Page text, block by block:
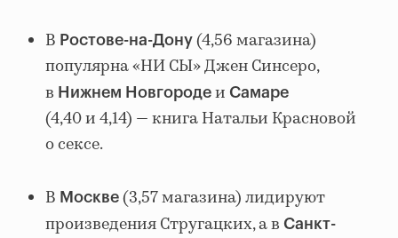
В Ростове-на-Дону (4,56 магазина)
популярна «НИ СЫ» Джен Синсеро,
в Нижнем Новгороде и Самаре
(4,40 и 4,14) — книга Натальи Красновой
о сексе.
В Москве (3,57 магазина) лидируют
произведения Стругацких, а в Санкт-